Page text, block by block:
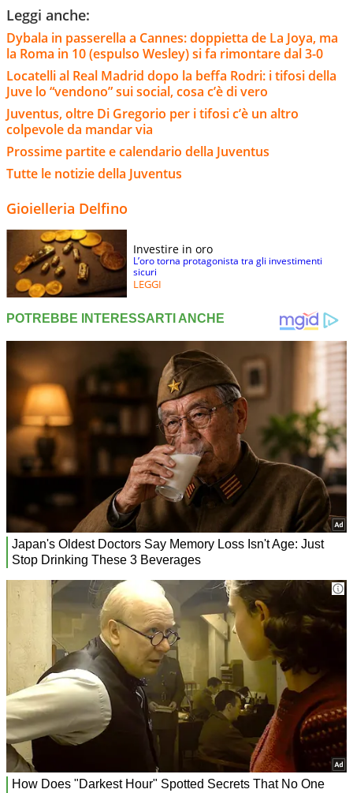
Leggi anche:
Dybala in passerella a Cannes: doppietta de La Joya, ma
la Roma in 10 (espulso Wesley) si fa rimontare dal 3-0
Locatelli al Real Madrid dopo la beffa Rodri: i tifosi della
Juve lo “vendono” sui social, cosa c’è di vero
Juventus, oltre Di Gregorio per i tifosi c’è un altro
colpevole da mandar via
Prossime partite e calendario della Juventus
Tutte le notizie della Juventus
Gioielleria Delfino
Investire in oro
L’oro torna protagonista tra gli investimenti
sicuri
LEGGI